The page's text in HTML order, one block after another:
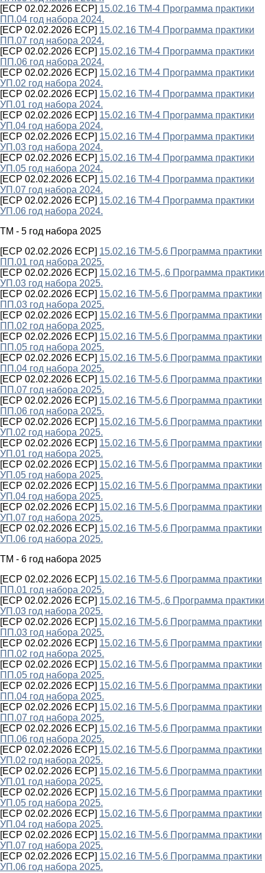
[ECP 02.02.2026 ECP] 15.02.16 ТМ-4 Программа практики
ПП.04 год набора 2024.
[ECP 02.02.2026 ECP] 15.02.16 ТМ-4 Программа практики
ПП.07 год набора 2024.
[ECP 02.02.2026 ECP] 15.02.16 ТМ-4 Программа практики
ПП.06 год набора 2024.
[ECP 02.02.2026 ECP] 15.02.16 ТМ-4 Программа практики
УП.02 год набора 2024.
[ECP 02.02.2026 ECP] 15.02.16 ТМ-4 Программа практики
УП.01 год набора 2024.
[ECP 02.02.2026 ECP] 15.02.16 ТМ-4 Программа практики
УП.04 год набора 2024.
[ECP 02.02.2026 ECP] 15.02.16 ТМ-4 Программа практики
УП.03 год набора 2024.
[ECP 02.02.2026 ECP] 15.02.16 ТМ-4 Программа практики
УП.05 год набора 2024.
[ECP 02.02.2026 ECP] 15.02.16 ТМ-4 Программа практики
УП.07 год набора 2024.
[ECP 02.02.2026 ECP] 15.02.16 ТМ-4 Программа практики
УП.06 год набора 2024.
ТМ - 5 год набора 2025
[ECP 02.02.2026 ECP] 15.02.16 ТМ-5,6 Программа практики
ПП.01 год набора 2025.
[ECP 02.02.2026 ECP] 15.02.16 ТМ-5,,6 Программа практики
УП.03 год набора 2025.
[ECP 02.02.2026 ECP] 15.02.16 ТМ-5,6 Программа практики
ПП.03 год набора 2025.
[ECP 02.02.2026 ECP] 15.02.16 ТМ-5,6 Программа практики
ПП.02 год набора 2025.
[ECP 02.02.2026 ECP] 15.02.16 ТМ-5,6 Программа практики
ПП.05 год набора 2025.
[ECP 02.02.2026 ECP] 15.02.16 ТМ-5,6 Программа практики
ПП.04 год набора 2025.
[ECP 02.02.2026 ECP] 15.02.16 ТМ-5,6 Программа практики
ПП.07 год набора 2025.
[ECP 02.02.2026 ECP] 15.02.16 ТМ-5,6 Программа практики
ПП.06 год набора 2025.
[ECP 02.02.2026 ECP] 15.02.16 ТМ-5,6 Программа практики
УП.02 год набора 2025.
[ECP 02.02.2026 ECP] 15.02.16 ТМ-5,6 Программа практики
УП.01 год набора 2025.
[ECP 02.02.2026 ECP] 15.02.16 ТМ-5,6 Программа практики
УП.05 год набора 2025.
[ECP 02.02.2026 ECP] 15.02.16 ТМ-5,6 Программа практики
УП.04 год набора 2025.
[ECP 02.02.2026 ECP] 15.02.16 ТМ-5,6 Программа практики
УП.07 год набора 2025.
[ECP 02.02.2026 ECP] 15.02.16 ТМ-5,6 Программа практики
УП.06 год набора 2025.
ТМ - 6 год набора 2025
[ECP 02.02.2026 ECP] 15.02.16 ТМ-5,6 Программа практики
ПП.01 год набора 2025.
[ECP 02.02.2026 ECP] 15.02.16 ТМ-5,,6 Программа практики
УП.03 год набора 2025.
[ECP 02.02.2026 ECP] 15.02.16 ТМ-5,6 Программа практики
ПП.03 год набора 2025.
[ECP 02.02.2026 ECP] 15.02.16 ТМ-5,6 Программа практики
ПП.02 год набора 2025.
[ECP 02.02.2026 ECP] 15.02.16 ТМ-5,6 Программа практики
ПП.05 год набора 2025.
[ECP 02.02.2026 ECP] 15.02.16 ТМ-5,6 Программа практики
ПП.04 год набора 2025.
[ECP 02.02.2026 ECP] 15.02.16 ТМ-5,6 Программа практики
ПП.07 год набора 2025.
[ECP 02.02.2026 ECP] 15.02.16 ТМ-5,6 Программа практики
ПП.06 год набора 2025.
[ECP 02.02.2026 ECP] 15.02.16 ТМ-5,6 Программа практики
УП.02 год набора 2025.
[ECP 02.02.2026 ECP] 15.02.16 ТМ-5,6 Программа практики
УП.01 год набора 2025.
[ECP 02.02.2026 ECP] 15.02.16 ТМ-5,6 Программа практики
УП.05 год набора 2025.
[ECP 02.02.2026 ECP] 15.02.16 ТМ-5,6 Программа практики
УП.04 год набора 2025.
[ECP 02.02.2026 ECP] 15.02.16 ТМ-5,6 Программа практики
УП.07 год набора 2025.
[ECP 02.02.2026 ECP] 15.02.16 ТМ-5,6 Программа практики
УП.06 год набора 2025.